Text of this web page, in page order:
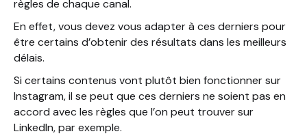
règles de chaque canal.
En effet, vous devez vous adapter à ces derniers pour
être certains d’obtenir des résultats dans les meilleurs
délais.
Si certains contenus vont plutôt bien fonctionner sur
Instagram, il se peut que ces derniers ne soient pas en
accord avec les règles que l’on peut trouver sur
LinkedIn, par exemple.